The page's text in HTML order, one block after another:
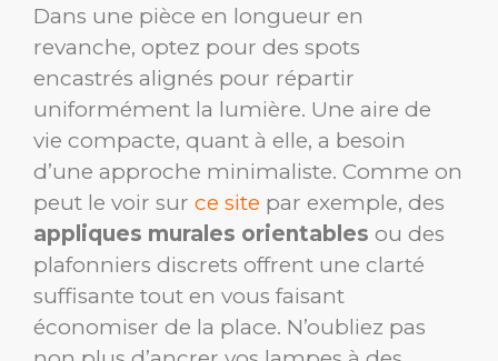
Dans une pièce en longueur en
revanche, optez pour des spots
encastrés alignés pour répartir
uniformément la lumière. Une aire de
vie compacte, quant à elle, a besoin
d’une approche minimaliste. Comme on
peut le voir sur ce site par exemple, des
appliques murales orientables ou des
plafonniers discrets offrent une clarté
suffisante tout en vous faisant
économiser de la place. N’oubliez pas